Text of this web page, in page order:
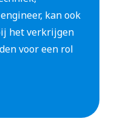
kan ook
het verkrijgen
voor een rol